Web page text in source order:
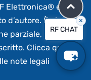
Elettronica® e sono
d’autore. È vietata
parziale,
non
Clicca qui per
note legali
RF CHAT
×